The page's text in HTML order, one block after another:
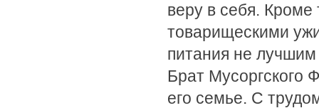
веру в себя. Кроме
товарищескими
питания не
Брат Мусоргского
его семье. С